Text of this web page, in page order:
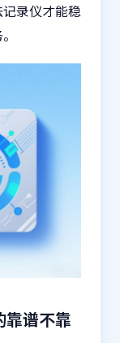
录仪才能稳
靠谱不靠